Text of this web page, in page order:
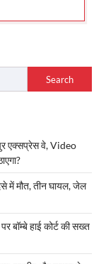
Search
एक्सप्रेस वे, Video
में मौत, तीन घायल, जेल
बॉम्बे हाई कोर्ट की सख्त